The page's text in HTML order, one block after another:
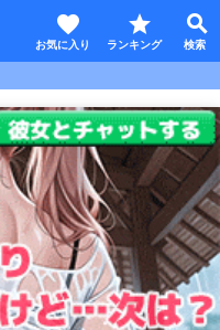
search
star
favorite